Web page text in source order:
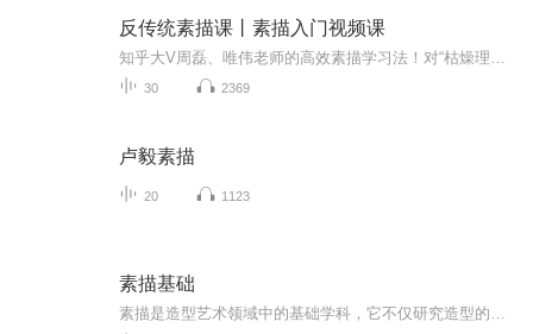
反传统素描课丨素描入门视频课
30 2369
卢毅素描
20 1123
素描基础